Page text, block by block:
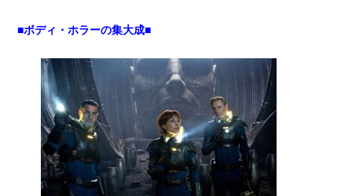
■ボディ・ホラーの集大成■